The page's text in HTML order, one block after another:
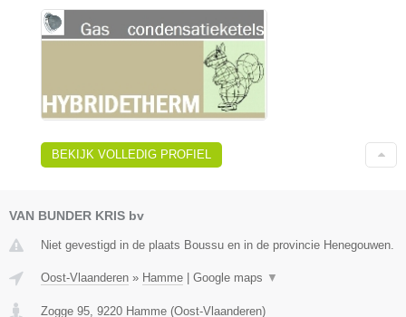
BEKIJK VOLLEDIG PROFIEL
VAN BUNDER KRIS bv
Niet gevestigd in de plaats Boussu en in de provincie Henegouwen.
Oost-Vlaanderen » Hamme Google maps ▼
Zogge 95, 9220 Hamme (Oost-Vlaanderen)